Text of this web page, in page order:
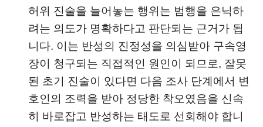
허위 진술을 늘어놓는 행위는 범행을 은닉하
려는 의도가 명확하다고 판단되는 근거가 됩
니다. 이는 반성의 진정성을 의심받아 구속영
장이 청구되는 직접적인 원인이 되므로, 잘못
된 초기 진술이 있다면 다음 조사 단계에서 변
호인의 조력을 받아 정당한 착오였음을 신속
히 바로잡고 반성하는 태도로 선회해야 합니